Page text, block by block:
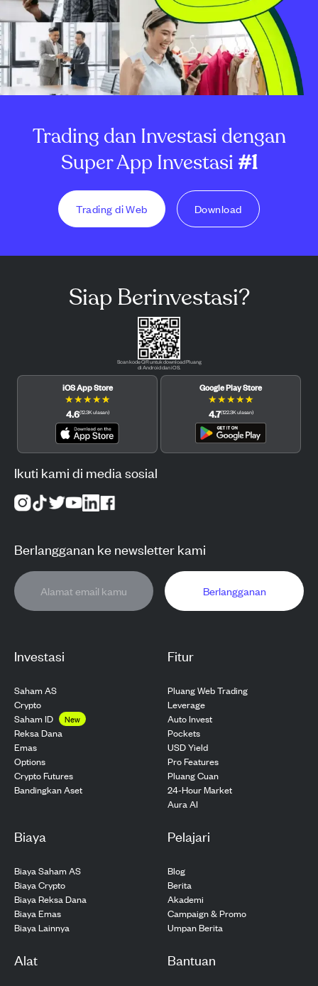
Trading dan Investasi dengan
Super App Investasi#1
Trading di Web Download
Investasi
Saham AS
Crypto
Saham ID
New
Reksa Dana
Emas
Options
Crypto Futures
Bandingkan Aset
Fitur
Pluang Web Trading
Leverage
Auto Invest
Pockets
USD Yield
Pro Features
Pluang Cuan
24-Hour Market
Aura AI
Biaya
Biaya Saham AS
Biaya Crypto
Biaya Reksa Dana
Biaya Emas
Biaya Lainnya
Pelajari
Blog
Berita
Akademi
Campaign & Promo
Umpan Berita
Alat Bantuan
Siap Berinvestasi?
Scan kode QR untuk download Pluang
di Android dan iOS.
iOS App Store
★★★★★
4.6(12.3Kulasan)
Google Play Store
★★★★★
4.7(122.3Kulasan)
Ikuti kami di media sosial
Berlangganan ke newsletter kami
Berlangganan